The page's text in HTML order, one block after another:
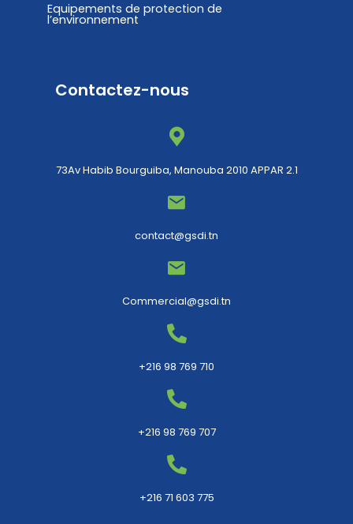
Equipements de protection de
l’environnement
Contactez-nous
73Av Habib Bourguiba, Manouba 2010 APPAR 2.1
contact@gsdi.tn
Commercial@gsdi.tn
+216 98 769 710
+216 98 769 707
+216 71 603 775